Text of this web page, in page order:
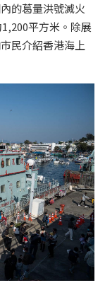
的葛量洪號滅火
平方米。除展
民介紹香港海上